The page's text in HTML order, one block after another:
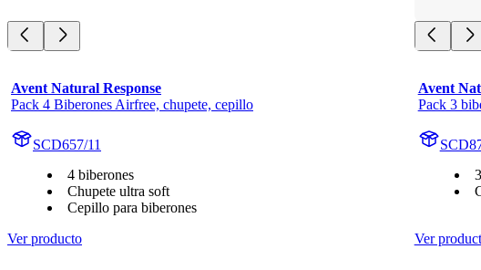
Avent Natural Response
Pack 4 Biberones Airfree, chupete, cepillo
SCD657/11
4 biberones
Chupete ultra soft
Cepillo para biberones
Ver producto
Avent
Pack 3
Ver